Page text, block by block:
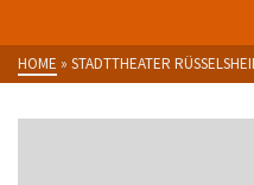
HOME » STADTTHEATER